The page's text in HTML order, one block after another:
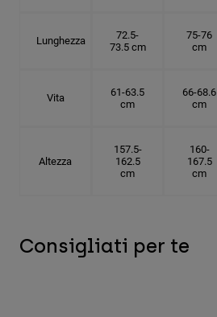
Lunghezza
72.5-
73.5 cm
75-76
cm
Vita
61-63.5
cm
66-68.6
cm
Altezza
157.5-
162.5
cm
160-
167.5
cm
Consigliati per te